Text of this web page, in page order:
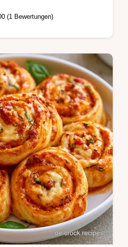
(1 Bewertungen)
sind Gefüllte
Der Abschnitt Warum
zeigt, wie die Füllung
ausläuft.